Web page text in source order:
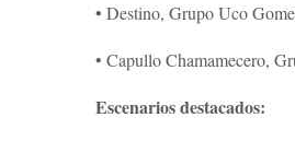
• Destino, Grupo Uco
• Capullo Chamamecero,
Escenarios destacados: